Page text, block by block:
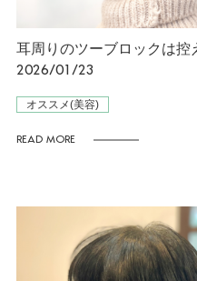
2026/01/23
オススメ(美容)
READ MORE